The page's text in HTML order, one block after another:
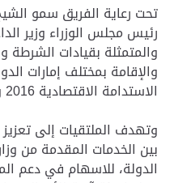
تحت رعاية الفريق سمو
رئيس مجلس الوزراء وزير
والمتمثلة بقيادات الشرطة
والإقامة بمختلف إمارات
الاستدامة الاقتصادية 2016 وذلك للعام الثالث على التوالي.
وتهدف الملتقيات إلى
بين الخدمات المقدمة من
الدولة، للاسهام في دعم